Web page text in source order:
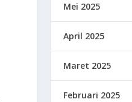
Mei 2025
April 2025
Maret 2025
Februari 2025